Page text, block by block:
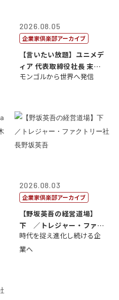
2026.08.05
企業家倶楽部アーカイブ
【言いたい放題】ユニメデ
ィア 代表取締役社長 末田
真
モンゴルから世界へ発信
2026.08.03
企業家倶楽部アーカイブ
【野坂英吾の経営道場】
下 ／トレジャー・ファク
トリー社長野坂...
時代を捉え進化し続ける企
業へ